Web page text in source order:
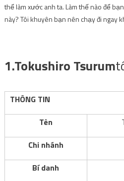
thể làm xước anh ta. Làm thế nào để
này? Tôi khuyên bạn nên chạy đi ngay
1.Tokushiro Tsurum
THÔNG TIN
Tên
Chi nhánh
Bí danh